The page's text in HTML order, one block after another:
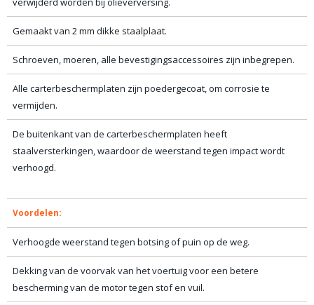
Gemaakt van 2 mm dikke staalplaat.
Schroeven, moeren, alle bevestigingsaccessoires zijn inbegrepen.
Alle carterbeschermplaten zijn poedergecoat, om corrosie te
vermijden.
De buitenkant van de carterbeschermplaten heeft
staalversterkingen, waardoor de weerstand tegen impact wordt
verhoogd.
Voordelen:
Verhoogde weerstand tegen botsing of puin op de weg.
Dekking van de voorvak van het voertuig voor een betere
bescherming van de motor tegen stof en vuil.